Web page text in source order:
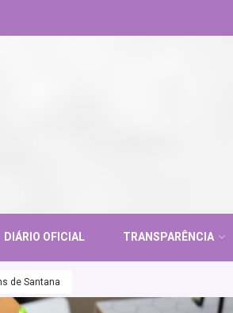
DIÁRIO OFICIAL TRANSPARÊNCIA
de Santana